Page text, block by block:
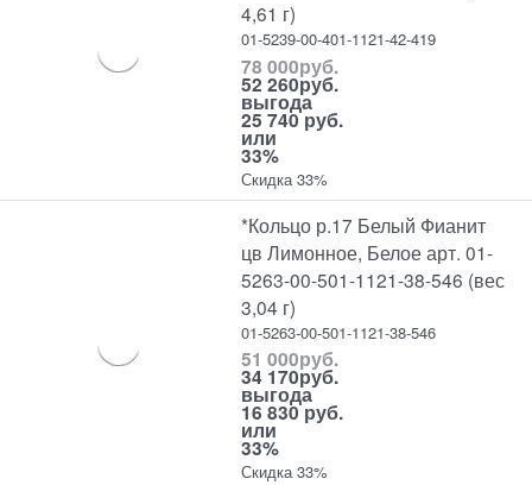
4,61 г)
01-5239-00-401-1121-42-419
78 000руб.
52 260руб.
выгода
25 740 руб.
или
33%
Скидка 33%
*Кольцо р.17 Белый Фианит
цв Лимонное, Белое арт. 01-
5263-00-501-1121-38-546 (вес
3,04 г)
01-5263-00-501-1121-38-546
51 000руб.
34 170руб.
выгода
16 830 руб.
или
33%
Скидка 33%